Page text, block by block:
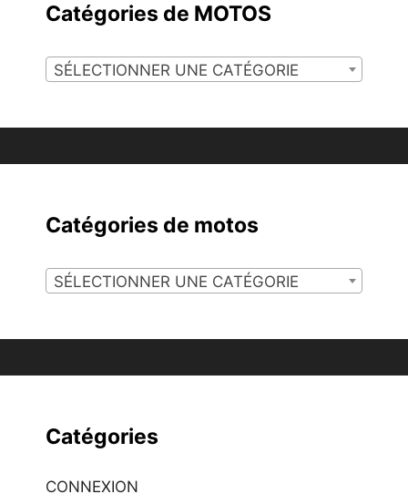
Catégories de MOTOS
SÉLECTIONNER UNE CATÉGORIE
Catégories de motos
SÉLECTIONNER UNE CATÉGORIE
Catégories
CONNEXION